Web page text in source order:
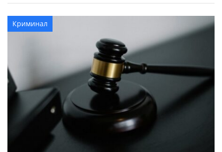
Смеле местный житель опубликовал видео в
социальных сетях, где угрожал взорвать гранату. По
адресу оперативно прибыла следственно-оперативная
группа, спецназовцы КОРД, специалисты-
криминалисты, взрывотехники […]
Криминал